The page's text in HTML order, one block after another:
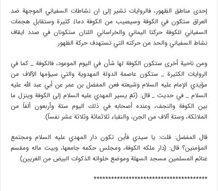
إحدى مناطق الظهور، فالروايات تشير إلى ان نشاطات السفياني الموجهة ضد
العراق ستكون في الكوفة وسيصيب من الكوفة دماءً كثيرة وستقابل هجمات
السفياني للكوفة حركتا اليماني والخراساني اللتان ستكونان في صدد ايقاف
نشاط السفياني والحد من حركته التي تستهدف حركة الظهور.
ومن ناحية أخرى ستكون الكوفة لها شأن في اليوم الموعود، فالكوفة _ كما في
الروايات الكثيرة _ ستكون عاصمة الدولة المهدوية والتي سيؤمها الآلاف من
مؤيدي الإمام عليه السلام وشيعته فعن المفضل بن عمر عن أبي عبد الله عليه
السلام _ في حديث _ قال: (ثمّ يسير المهدي عليه السلام إلى الكوفة وينزل ما
بين الكوفة والنجف، وعنده أصحابه في ذلك اليوم ستة وأربعون ألفاً من
الملائكة، وستة آلاف من الجن، والنقباء ثلاثمائة وثلاثة عشر نفساً).
قال المفضل: قلت: يا سيدي فأين تكون دار المهدي عليه السلام ومجتمع
المؤمنين؟ قال: (دار ملكه الكوفة، ومجلس حكمه جامعها، وبيت ماله ومقسم
غنائم المسلمين مسجد السهلة وموضع خلواته الذكوات البيض من الغريين).
***************************************